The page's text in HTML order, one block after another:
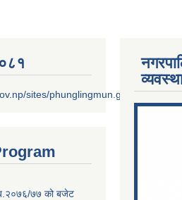
sites/phunglingmun.gov.np/files/
७७ को बजेट